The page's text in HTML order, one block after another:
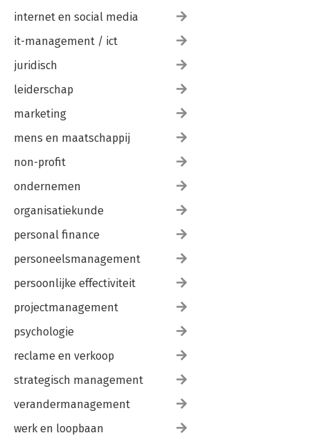
internet en social media
it-management / ict
juridisch
leiderschap
marketing
mens en maatschappij
non-profit
ondernemen
organisatiekunde
personal finance
personeelsmanagement
persoonlijke effectiviteit
projectmanagement
psychologie
reclame en verkoop
strategisch management
verandermanagement
werk en loopbaan